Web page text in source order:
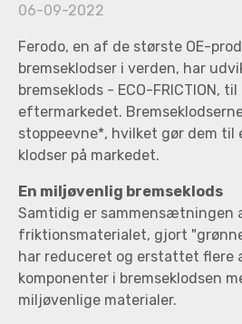
Kontakt
Jobs
06-09-2022
Ferodo, en af de største OE-
bremseklodser i verden, har
bremseklods - ECO-FRICTION,
eftermarkedet.
stoppeevne*, hvilket gør dem til
klodser på markedet.
En miljøvenlig bremseklods
Samtidig er sammensætningen
friktionsmaterialet, gjort
har reduceret og erstattet flere
komponenter i bremseklodsen
miljøvenlige materialer.